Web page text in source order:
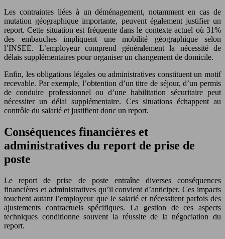
Les contraintes liées à un déménagement, notamment en cas de
mutation géographique importante, peuvent également justifier un
report. Cette situation est fréquente dans le contexte actuel où 31%
des embauches impliquent une mobilité géographique selon
l’INSEE. L’employeur comprend généralement la nécessité de
délais supplémentaires pour organiser un changement de domicile.
Enfin, les obligations légales ou administratives constituent un motif
recevable. Par exemple, l’obtention d’un titre de séjour, d’un permis
de conduire professionnel ou d’une habilitation sécuritaire peut
nécessiter un délai supplémentaire. Ces situations échappent au
contrôle du salarié et justifient donc un report.
Conséquences financières et
administratives du report de prise de
poste
Le report de prise de poste entraîne diverses conséquences
financières et administratives qu’il convient d’anticiper. Ces impacts
touchent autant l’employeur que le salarié et nécessitent parfois des
ajustements contractuels spécifiques. La gestion de ces aspects
techniques conditionne souvent la réussite de la négociation du
report.